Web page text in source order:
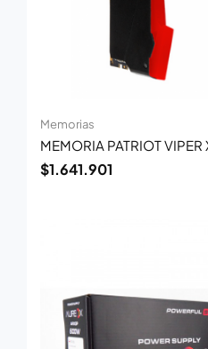
Memorias
MEMORIA PATRIOT VIPER
$1.641.901